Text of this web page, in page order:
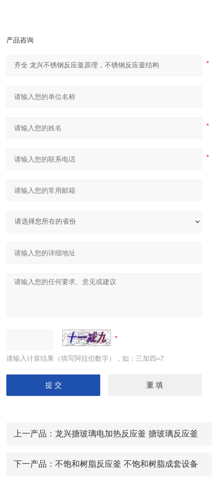
产品咨询
请输入计算结果（填写阿拉伯数字），如：三加四=7
上一产品： 龙兴搪玻璃电加热反应釜 搪玻璃反应釜
下一产品： 不饱和树脂反应釜 不饱和树脂成套设备